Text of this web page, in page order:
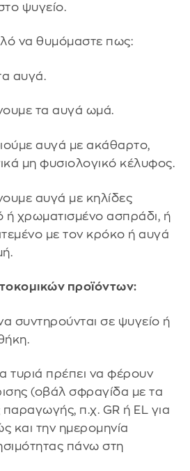
ψυγείο.
να θυμόμαστε πως:
αυγά.
τα αυγά ωμά.
αυγά με ακάθαρτο,
μη φυσιολογικό κέλυφος.
αυγά με κηλίδες
ή χρωματισμένο ασπράδι, ή
με τον κρόκο ή αυγά
προϊόντων:
συντηρούνται σε ψυγείο ή
τυριά πρέπει να φέρουν
(οβάλ σφραγίδα με τα
π.χ. GR ή EL για
και την ημερομηνία
πάνω στη